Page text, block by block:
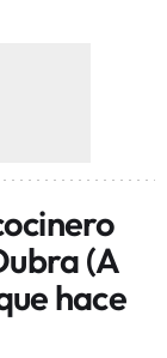
(A
hace